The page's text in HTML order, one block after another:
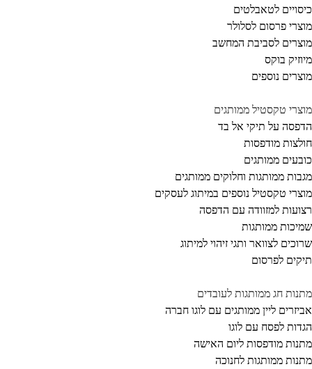
לטאבלטים
פרסום לסלולר
לסביבת המחשב
בוקס
נוספים
טקסטיל ממותגים
על תיקי אל בד
מודפסות
ממותגים
ממותגות וחלוקים ממותגים
טקסטיל נוספים במיתוג לעסקים
למזוודה עם הדפסה
ממותגות
לצוואר ותגי זיהוי למיתוג
לפרסום
חג ממותגות לעובדים
ליין ממותגים עם לוגו חברה
לפסח עם לוגו
מודפסות ליום האישה
ממותגות לחנוכה